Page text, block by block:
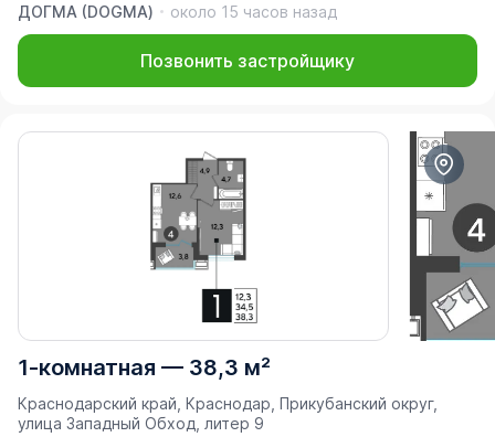
ДОГМА (DOGMA)
около 15 часов назад
Позвонить застройщику
1-комнатная — 38,3 м²
Краснодарский край, Краснодар, Прикубанский округ,
улица Западный Обход, литер 9